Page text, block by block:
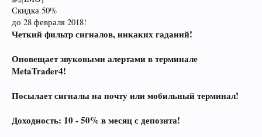
Скидка 50%
до 28 февраля 2018!
Четкий фильтр сигналов, никаких гаданий!
Оповещает звуковыми алертами в терминале
MetaTrader4!
Посылает сигналы на почту или мобильный терминал!
Доходность: 10 - 50% в месяц с депозита!